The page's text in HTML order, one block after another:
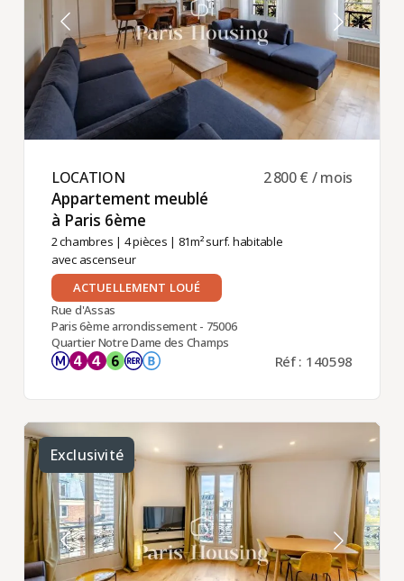
LOCATION ​
Appartement meublé
à Paris 6ème ​
2 chambres | 4 pièces | 81m² surf. habitable
avec ascenseur
2 800 € / mois
ACTUELLEMENT LOUÉ
Rue d'Assas
Paris 6ème arrondissement - 75006
Quartier Notre Dame des Champs
Réf : 140598
Exclusivité